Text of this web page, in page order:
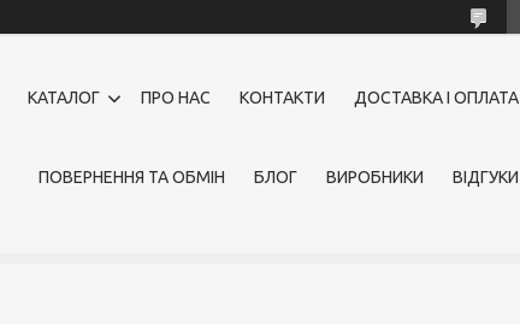
КАТАЛОГ ПРО НАС КОНТАКТИ ДОСТАВКА І ОПЛАТА
ПОВЕРНЕННЯ ТА ОБМІН БЛОГ ВИРОБНИКИ ВІДГУКИ